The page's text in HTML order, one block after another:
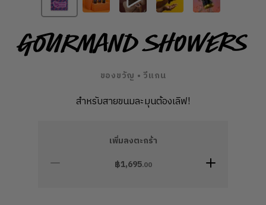
Gourmand Showers
ของขวัญ • วีแกน
สำหรับสายขนมละมุนต้องเลิฟ!
เพิ่มลงตะกร้า
฿1,695.00